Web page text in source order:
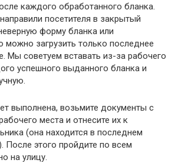
каждого обработанного бланка.
посетителя в закрытый
форму бланка или
можно загрузить только последнее
Мы советуем вставать из-за рабочего
успешного выданного бланка и
выполнена, возьмите документы с
места и отнесите их к
(она находится в последнем
После этого пройдите по всем
на улицу.